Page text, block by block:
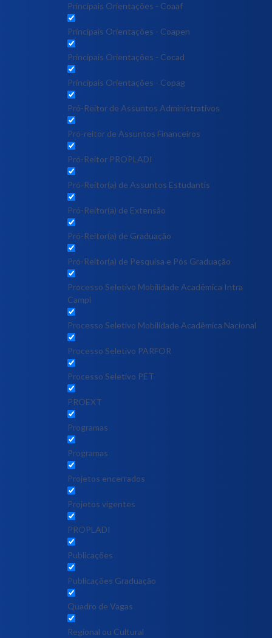
Principais Orientações - Coaaf
Principais Orientações - Coapen
Principais Orientações - Cocad
Principais Orientações - Copag
Pró-Reitor de Assuntos Administrativos
Pró-reitor de Assuntos Financeiros
Pró-Reitor PROPLADI
Pró-Reitor(a) de Assuntos Estudantis
Pró-Reitor(a) de Extensão
Pró-Reitor(a) de Graduação
Pró-Reitor(a) de Pesquisa e Pós Graduação
Processo Seletivo Mobilidade Acadêmica Intra
Campi
Processo Seletivo Mobilidade Acadêmica Nacional
Processo Seletivo PARFOR
Processo Seletivo PET
PROEXT
Programas
Programas
Projetos encerrados
Projetos vigentes
PROPLADI
Publicações
Publicações Graduação
Quadro de Vagas
Regional ou Cultural